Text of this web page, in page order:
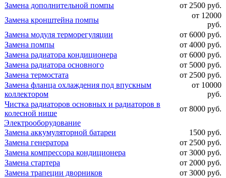
Замена дополнительной помпы
от 2500 руб.
Замена кронштейна помпы
от 12000
руб.
Замена модуля терморегуляции
от 6000 руб.
Замена помпы
от 4000 руб.
Замена радиатора кондиционера
от 6000 руб.
Замена радиатора основного
от 5000 руб.
Замена термостата
от 2500 руб.
Замена фланца охлаждения под впускным
коллектором
от 10000
руб.
Чистка радиаторов основных и радиаторов в
колесной нише
от 8000 руб.
Электрооборудование
Замена аккумуляторной батареи
1500 руб.
Замена генератора
от 2500 руб.
Замена компрессора кондиционера
от 3000 руб.
Замена стартера
от 2000 руб.
Замена трапеции дворников
от 3000 руб.